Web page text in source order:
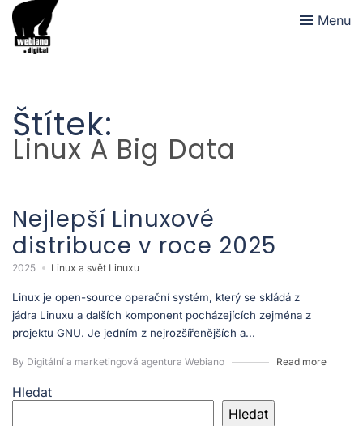
Menu
Štítek:
Linux A Big Data
Nejlepší Linuxové
distribuce v roce 2025
2025 Linux a svět Linuxu
Linux je open-source operační systém, který se skládá z
jádra Linuxu a dalších komponent pocházejících zejména z
projektu GNU. Je jedním z nejrozšířenějších a...
By Digitální a marketingová agentura Webiano Read more
Hledat
Hledat